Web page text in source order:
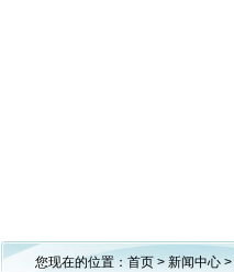
您现在的位置： 首页 > 新闻中心 >